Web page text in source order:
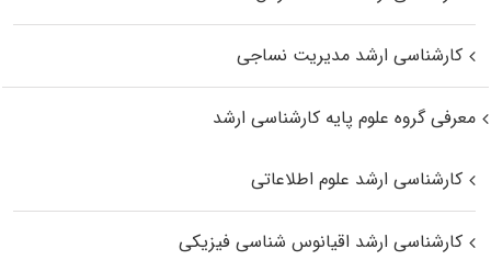
کارشناسی ارشد مدیریت نساجی
معرفی گروه علوم پایه کارشناسی ارشد
کارشناسی ارشد علوم اطلاعاتی
کارشناسی ارشد اقیانوس‌ شناسی فیزیکی